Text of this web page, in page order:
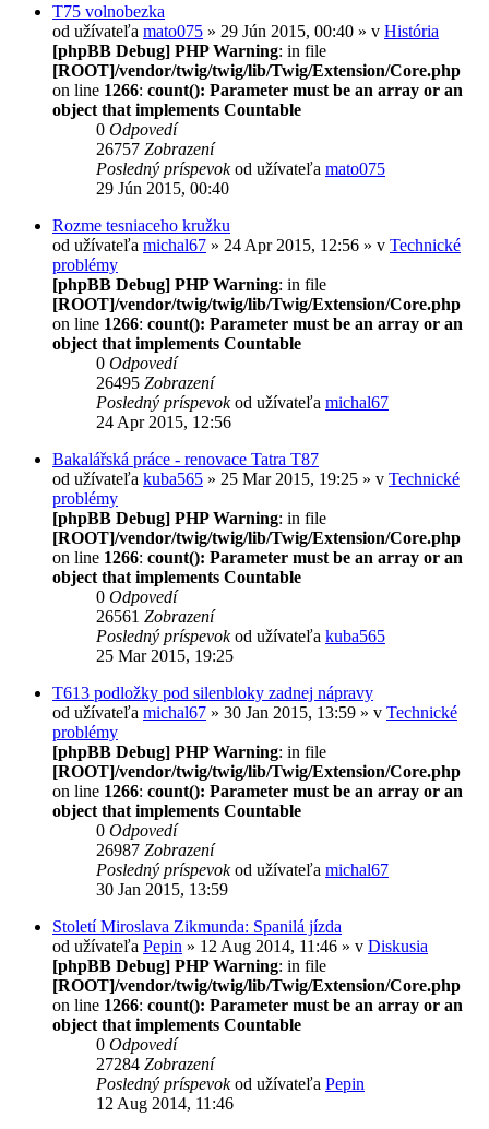
T75 volnobezka
od užívateľa mato075 » 29 Jún 2015, 00:40 » v História
[phpBB Debug] PHP Warning: in file
[ROOT]/vendor/twig/twig/lib/Twig/Extension/Core.php
on line 1266: count(): Parameter must be an array or an
object that implements Countable
0 Odpovedí
26757 Zobrazení
Posledný príspevokod užívateľa mato075
29 Jún 2015, 00:40
Rozme tesniaceho kružku
od užívateľa michal67 » 24 Apr 2015, 12:56 » v Technické
problémy
[phpBB Debug] PHP Warning: in file
[ROOT]/vendor/twig/twig/lib/Twig/Extension/Core.php
on line 1266: count(): Parameter must be an array or an
object that implements Countable
0 Odpovedí
26495 Zobrazení
Posledný príspevokod užívateľa michal67
24 Apr 2015, 12:56
Bakalářská práce - renovace Tatra T87
od užívateľa kuba565 » 25 Mar 2015, 19:25 » v Technické
problémy
[phpBB Debug] PHP Warning: in file
[ROOT]/vendor/twig/twig/lib/Twig/Extension/Core.php
on line 1266: count(): Parameter must be an array or an
object that implements Countable
0 Odpovedí
26561 Zobrazení
Posledný príspevokod užívateľa kuba565
25 Mar 2015, 19:25
T613 podložky pod silenbloky zadnej nápravy
od užívateľa michal67 » 30 Jan 2015, 13:59 » v Technické
problémy
[phpBB Debug] PHP Warning: in file
[ROOT]/vendor/twig/twig/lib/Twig/Extension/Core.php
on line 1266: count(): Parameter must be an array or an
object that implements Countable
0 Odpovedí
26987 Zobrazení
Posledný príspevokod užívateľa michal67
30 Jan 2015, 13:59
Století Miroslava Zikmunda: Spanilá jízda
od užívateľa Pepin » 12 Aug 2014, 11:46 » v Diskusia
[phpBB Debug] PHP Warning: in file
[ROOT]/vendor/twig/twig/lib/Twig/Extension/Core.php
on line 1266: count(): Parameter must be an array or an
object that implements Countable
0 Odpovedí
27284 Zobrazení
Posledný príspevokod užívateľa Pepin
12 Aug 2014, 11:46